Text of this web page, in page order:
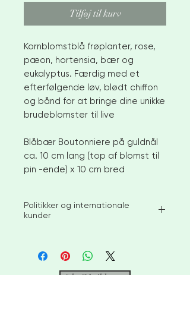
Tilføj til kurv
Kornblomstblå frøplanter, rose,
pæon, hortensia, bær og
eukalyptus. Færdig med et
efterfølgende løv, blødt chiffon
og bånd for at bringe dine unikke
brudeblomster til live
Blåbær Boutonniere på guldnål
ca. 10 cm lang (top af blomst til
pin -ende) x 10 cm bred
Politikker og internationale
kunder
tilgængelige lagervarer inden for 2-
3 uger efter bestilling. For større
ordrer eller skræddersyede varer
&lt; Gå til kassen